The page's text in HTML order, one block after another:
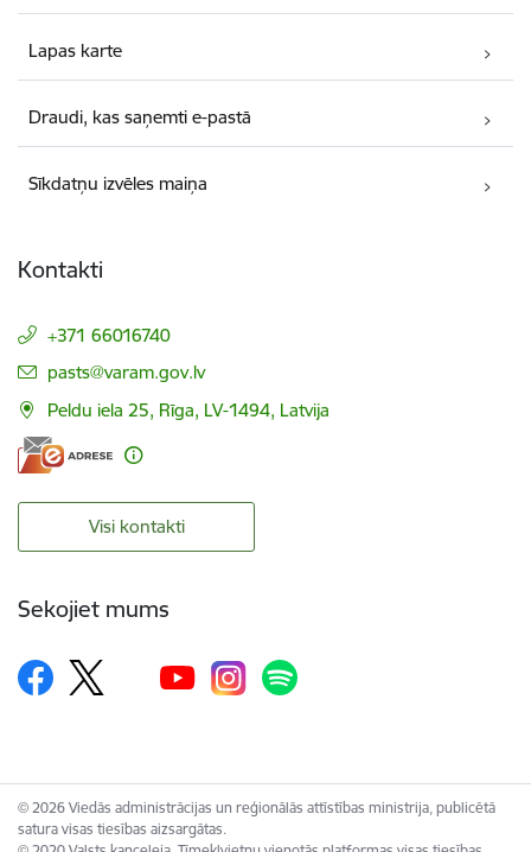
Lapas karte
Draudi, kas saņemti e-pastā
Sīkdatņu izvēles maiņa
Kontakti
+371 66016740
E-pasts:
pasts@varam.gov.lv
Peldu iela 25, Rīga, LV-1494, Latvija
Visi kontakti
Sekojiet mums
© 2026 Viedās administrācijas un reģionālās attīstības ministrija, publicētā
satura visas tiesības aizsargātas.